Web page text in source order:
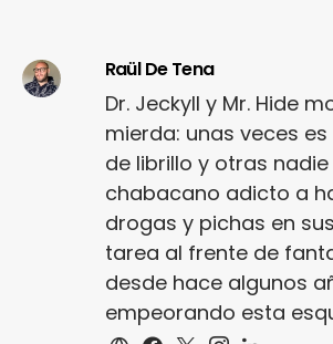
Raül De Tena
Dr. Jeckyll y Mr. Hide
mierda: unas veces
de librillo y otras
chabacano adicto a
drogas y pichas en
tarea al frente de
desde hace algunos
empeorando esta